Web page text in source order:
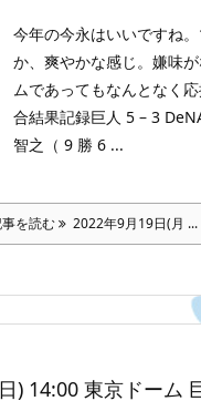
今年の今永はいいですね
か、爽やかな感じ。嫌味
ムであってもなんとなく応
合結果記録巨人 5 – 3
智之（ 9 勝 6 ...
を読む 2022年9月19日(月 ...
) 14:00 東京ドーム